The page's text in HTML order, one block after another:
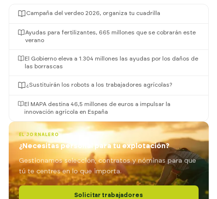
Campaña del verdeo 2026, organiza tu cuadrilla
Ayudas para fertilizantes, 665 millones que se cobrarán este
verano
El Gobierno eleva a 1.304 millones las ayudas por los daños de
las borrascas
¿Sustituirán los robots a los trabajadores agrícolas?
El MAPA destina 46,5 millones de euros a impulsar la
innovación agrícola en España
EL JORNALERO
¿Necesitas personal para tu explotación?
Gestionamos selección, contratos y nóminas para que
tú te centres en lo que importa.
Solicitar trabajadores